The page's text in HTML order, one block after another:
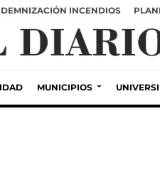
INCENDIOS
MUNICIPIOS